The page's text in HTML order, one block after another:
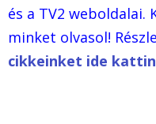
és a TV2 weboldalai.
minket olvasol!
cikkeinket ide